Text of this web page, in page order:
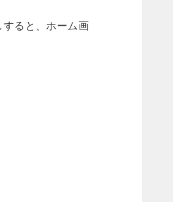
ると、ホーム画